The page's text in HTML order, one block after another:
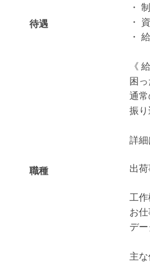
待遇
・
・
・
《
困
通常
振
詳
職種 出
工
お仕
デ
主な